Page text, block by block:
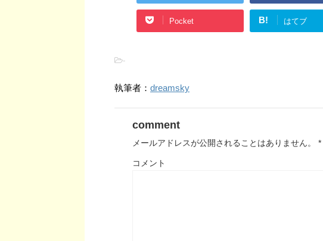
Pocket B! はてブ
-
執筆者： dreamsky
comment
メールアドレスが公開されることはありません。 *
コメント